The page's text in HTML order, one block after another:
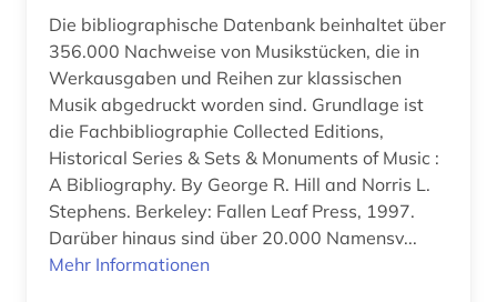
Die bibliographische Datenbank beinhaltet über
356.000 Nachweise von Musikstücken, die in
Werkausgaben und Reihen zur klassischen
Musik abgedruckt worden sind. Grundlage ist
die Fachbibliographie Collected Editions,
Historical Series & Sets & Monuments of Music :
A Bibliography. By George R. Hill and Norris L.
Stephens. Berkeley: Fallen Leaf Press, 1997.
Darüber hinaus sind über 20.000 Namensv...
Mehr Informationen